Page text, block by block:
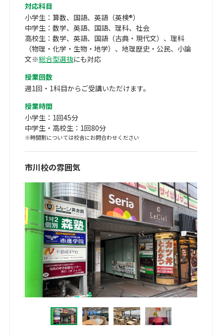
対応科目
小学生：算数、国語、英語（英検®）
中学生：数学、英語、国語、理科、社会
高校生：数学、英語、国語（古典・現代文）、理科
（物理・化学・生物・地学）、地理歴史・公民、小論
文※総合型選抜にも対応
授業回数
週1回・1科目からご受講いただけます。
授業時間
小学生：1回45分
中学生・高校生：1回80分
※時間割については校舎にお問合わせください
市川校の雰囲気